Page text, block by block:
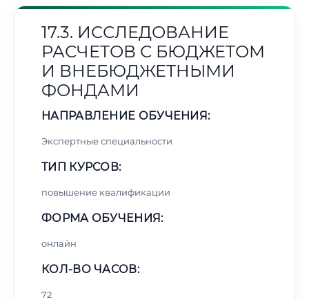
17.3. ИССЛЕДОВАНИЕ
РАСЧЕТОВ С БЮДЖЕТОМ
И ВНЕБЮДЖЕТНЫМИ
ФОНДАМИ
НАПРАВЛЕНИЕ ОБУЧЕНИЯ:
Экспертные специальности
ТИП КУРСОВ:
повышение квалификации
ФОРМА ОБУЧЕНИЯ:
онлайн
КОЛ-ВО ЧАСОВ:
72